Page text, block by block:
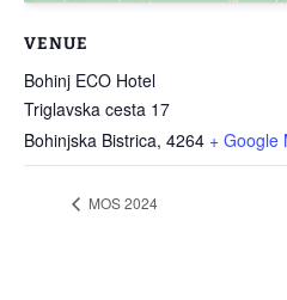
VENUE
Bohinj ECO Hotel
Triglavska cesta 17
Bohinjska Bistrica, 4264 + Google
MOS 2024